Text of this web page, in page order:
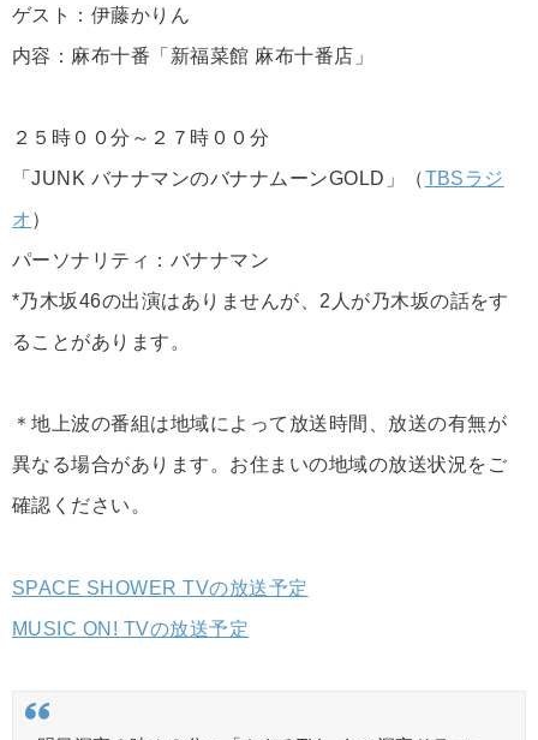
ゲスト：伊藤かりん
内容：麻布十番「新福菜館 麻布十番店」
２５時００分～２７時００分
「JUNK バナナマンのバナナムーンGOLD」（TBSラジ
オ ）
パーソナリティ：バナナマン
*乃木坂46の出演はありませんが、2人が乃木坂の話をす
ることがあります。
＊地上波の番組は地域によって放送時間、放送の有無が
異なる場合があります。お住まいの地域の放送状況をご
確認ください。
SPACE SHOWER TVの放送予定
MUSIC ON! TVの放送予定